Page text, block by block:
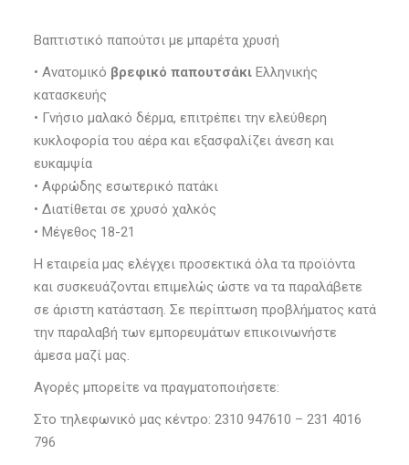
Βαπτιστικό παπούτσι με μπαρέτα χρυσή
• Ανατομικό βρεφικό παπουτσάκιΕλληνικής
κατασκευής
• Γνήσιο μαλακό δέρμα, επιτρέπει την ελεύθερη
κυκλοφορία του αέρα και εξασφαλίζει άνεση και
ευκαμψία
• Αφρώδης εσωτερικό πατάκι
• Διατίθεται σε χρυσό χαλκός
• Μέγεθος 18-21
Η εταιρεία μας ελέγχει προσεκτικά όλα τα προϊόντα
και συσκευάζονται επιμελώς ώστε να τα παραλάβετε
σε άριστη κατάσταση. Σε περίπτωση προβλήματος κατά
την παραλαβή των εμπορευμάτων επικοινωνήστε
άμεσα μαζί μας.
Αγορές μπορείτε να πραγματοποιήσετε:
Στο τηλεφωνικό μας κέντρο: 2310 947610 – 231 4016
796